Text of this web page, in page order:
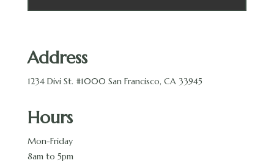
Address
1234 Divi St. #1000 San Francisco, CA 33945
Hours
Mon-Friday
8am to 5pm